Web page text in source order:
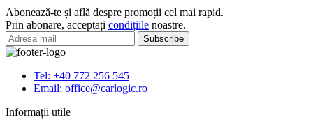
VW/Skoda/Seat/Passat/Golf
5
6
inch
Wireless
Carplay
Android
auto
Abonează-te și află despre promoții cel mai rapid.
Prin abonare, acceptați condițiile noastre.
Tel: +40 772 256 545
Email: office@carlogic.ro
Informații utile